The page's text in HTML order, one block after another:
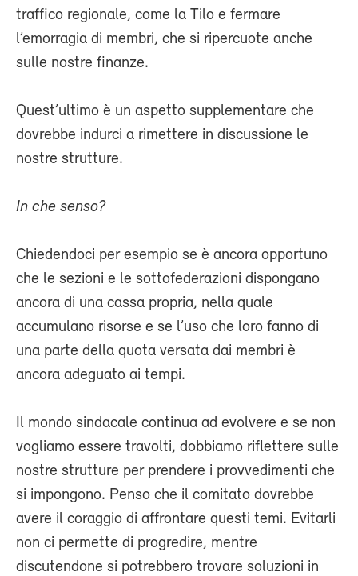
traffico regionale, come la Tilo e fermare
l’emorragia di membri, che si ripercuote anche
sulle nostre finanze.
Quest’ultimo è un aspetto supplementare che
dovrebbe indurci a rimettere in discussione le
nostre strutture.
In che senso?
Chiedendoci per esempio se è ancora opportuno
che le sezioni e le sottofederazioni dispongano
ancora di una cassa propria, nella quale
accumulano risorse e se l’uso che loro fanno di
una parte della quota versata dai membri è
ancora adeguato ai tempi.
Il mondo sindacale continua ad evolvere e se non
vogliamo essere travolti, dobbiamo riflettere sulle
nostre strutture per prendere i provvedimenti che
si impongono. Penso che il comitato dovrebbe
avere il coraggio di affrontare questi temi. Evitarli
non ci permette di progredire, mentre
discutendone si potrebbero trovare soluzioni in